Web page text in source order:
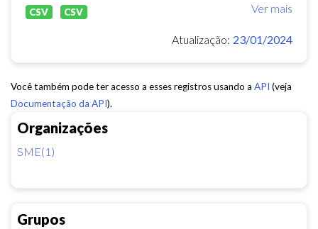
Organizações
SME(1)
Grupos
Ver mais
CSV CSV
Atualização: 23/01/2024
Você também pode ter acesso a esses registros usando a API (veja
Documentação da API).